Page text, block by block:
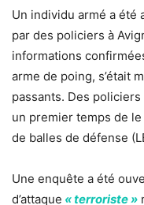
Un individu armé a été
par des policiers à
informations
arme de poing, s’était
passants. Des
un premier temps de
de balles de défense
Une enquête a été
d’attaque « terroriste »